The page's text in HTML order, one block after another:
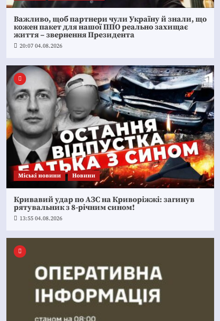
Важливо, щоб партнери чули Україну й знали, що
кожен пакет для нашої ППО реально захищає
життя – звернення Президента
20:07 04.08.2026
Mіські новини Новини
Кривавий удар по АЗС на Криворіжжі: загинув
рятувальник з 8-річним сином!
13:55 04.08.2026